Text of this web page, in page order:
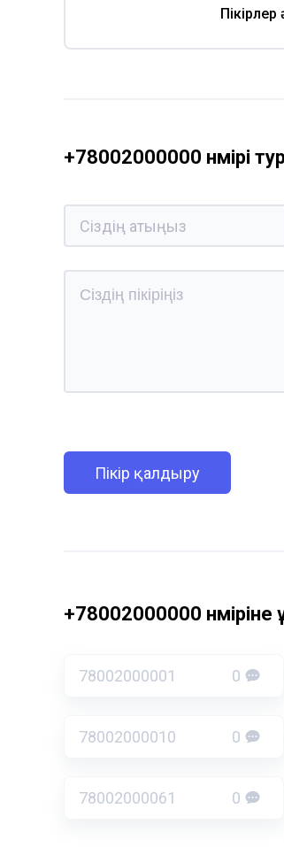
+78002000000 нөмірі
Пікір қалдыру
+78002000000 нөміріне
78002000001 0
78002000010 0
78002000061 0